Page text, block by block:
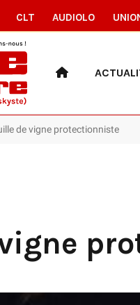
CLT AUDIOLO
de vigne protectionniste